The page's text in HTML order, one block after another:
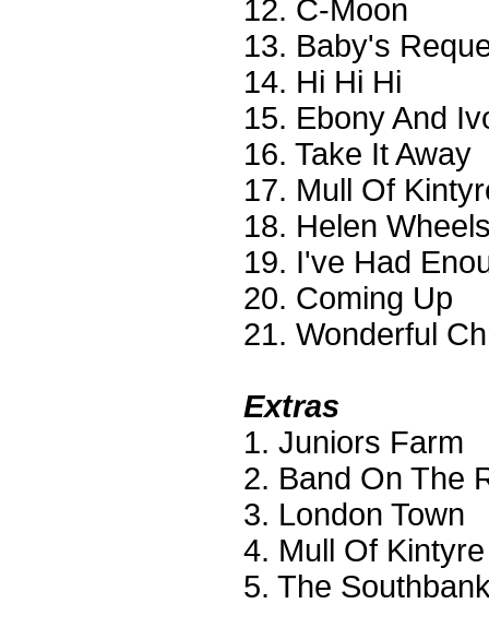
12. C-Moon
13. Baby's
14. Hi Hi Hi
15. Ebony And
16. Take It Away
17. Mull Of
18. Helen
19. I've Had
20. Coming Up
21. Wonderful
Extras
1. Juniors Farm
2. Band On The
3. London Town
4. Mull Of
5. The